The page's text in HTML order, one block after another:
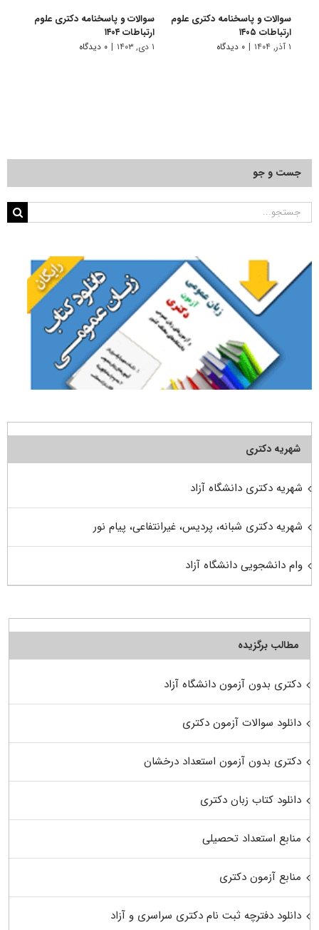
سوالات و پاسخنامه دکتری علوم
ارتباطات ۱۴۰۵
۱ آذر, ۱۴۰۴ | ۰ دیدگاه
سوالات و پاسخنامه دکتری علوم
ارتباطات ۱۴۰۴
۱ دی, ۱۴۰۳ | ۰ دیدگاه
جست و جو
جستجو
شهریه دکتری
شهریه دکتری دانشگاه آزاد
شهریه دکتری شبانه، پردیس، غیرانتفاعی، پیام نور
وام دانشجویی دانشگاه آزاد
مطالب برگزیده
دکتری بدون آزمون دانشگاه آزاد
دانلود سوالات آزمون دکتری
دکتری بدون آزمون استعداد درخشان
دانلود کتاب زبان دکتری
منابع استعداد تحصیلی
منابع آزمون دکتری
دانلود دفترچه ثبت نام دکتری سراسری و آزاد